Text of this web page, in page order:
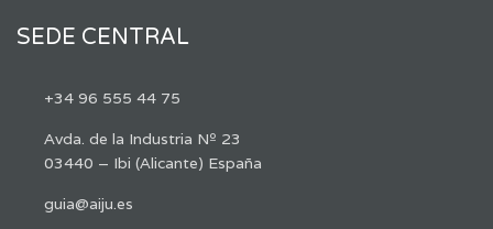
SEDE CENTRAL
+34 96 555 44 75
Avda. de la Industria Nº 23
03440 – Ibi (Alicante) España
guia@aiju.es